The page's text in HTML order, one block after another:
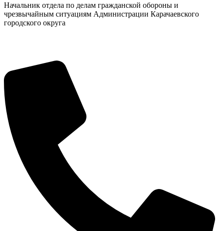
Начальник отдела по делам гражданской обороны и
чрезвычайным ситуациям Администрации Карачаевского
городского округа